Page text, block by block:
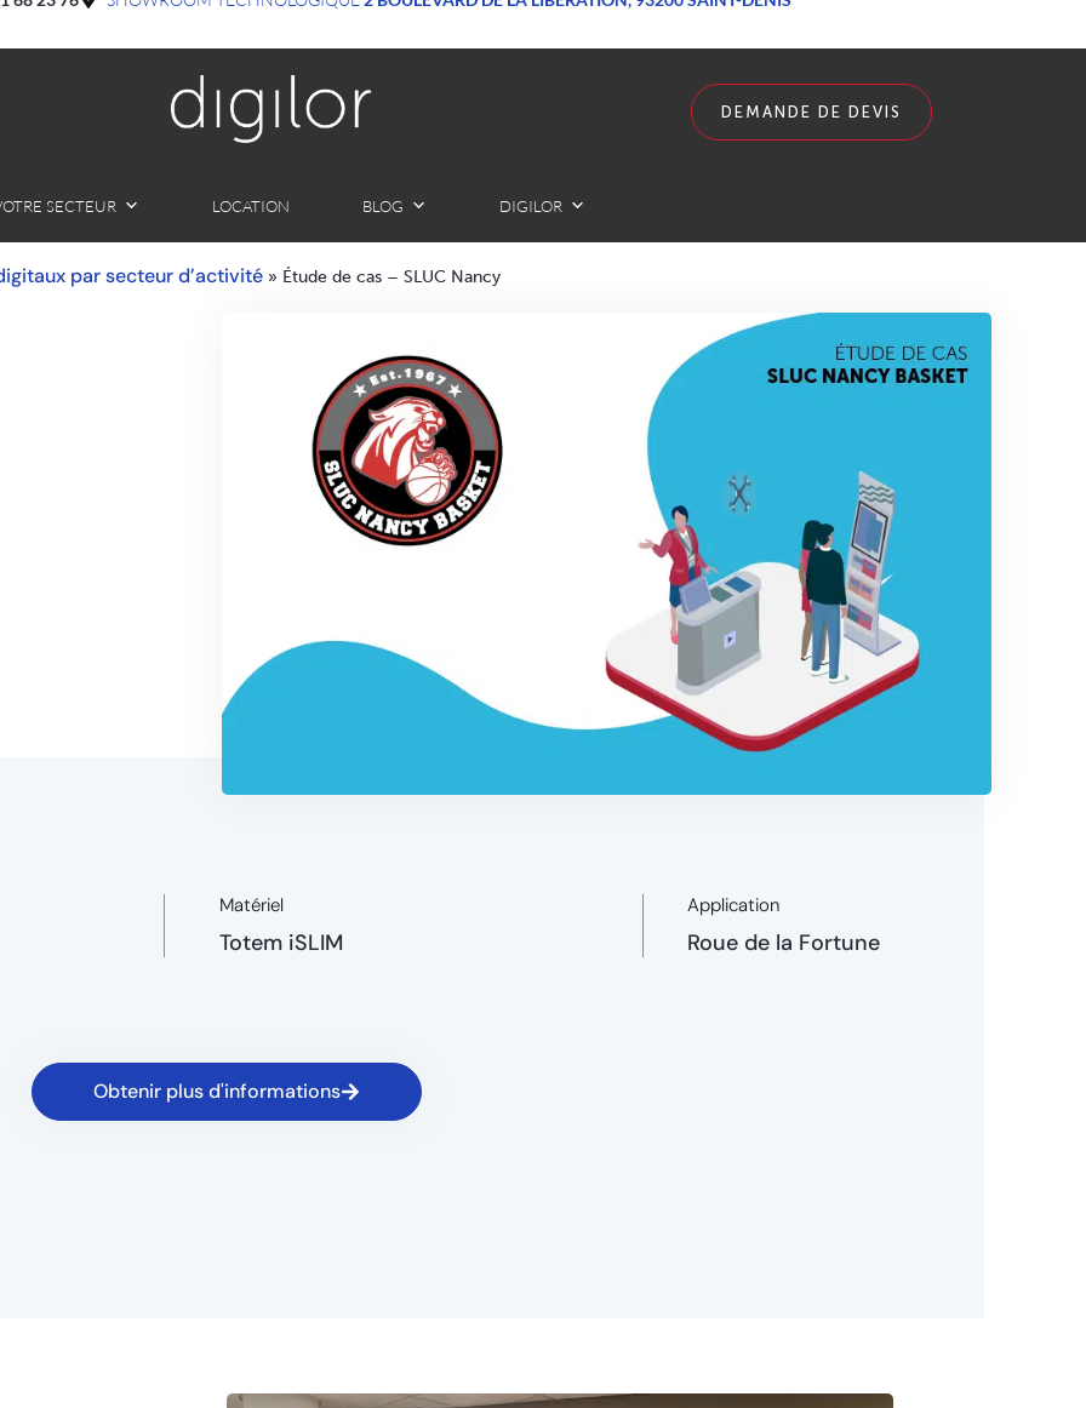
DEMANDE DE DEVIS
SECTEUR LOCATION BLOG DIGILOR
par secteur d’activité » Étude de cas – SLUC Nancy
Matériel
Totem iSLIM
Application
Roue de la Fortune
Obtenir plus d'informations